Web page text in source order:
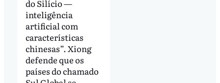
do Silício —
inteligência
artificial com
características
chinesas”. Xiong
defende que os
países do chamado